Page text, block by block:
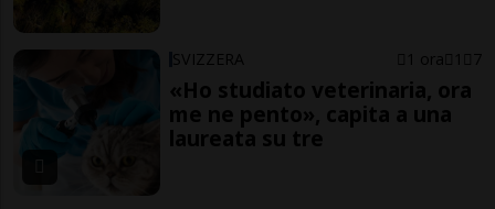
SVIZZERA 1 ora 1 7
«Ho studiato veterinaria, ora
me ne pento», capita a una
laureata su tre